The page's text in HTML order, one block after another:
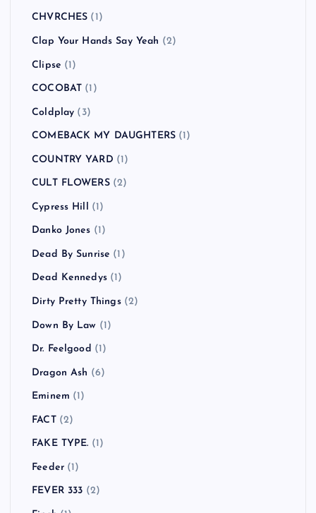
CHVRCHES (1)
Clap Your Hands Say Yeah (2)
Clipse (1)
COCOBAT (1)
Coldplay (3)
COMEBACK MY DAUGHTERS (1)
COUNTRY YARD (1)
CULT FLOWERS(2)
Cypress Hill (1)
Danko Jones (1)
Dead By Sunrise (1)
Dead Kennedys(1)
Dirty Pretty Things(2)
Down By Law (1)
Dr. Feelgood (1)
Dragon Ash (6)
Eminem (1)
FACT(2)
FAKE TYPE. (1)
Feeder(1)
FEVER 333 (2)